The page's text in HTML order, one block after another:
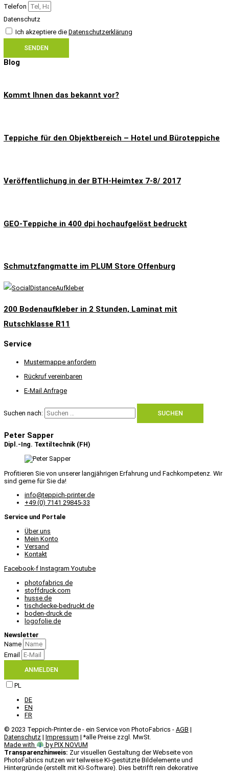
Telefon
Datenschutz
Ich akzeptiere die Datenschutzerklärung
SENDEN
Blog
Kommt Ihnen das bekannt vor?
Teppiche für den Objektbereich – Hotel und Büroteppiche
Veröffentlichung in der BTH-Heimtex 7-8/ 2017
GEO-Teppiche in 400 dpi hochaufgelöst bedruckt
Schmutzfangmatte im PLUM Store Offenburg
200 Bodenaufkleber in 2 Stunden, Laminat mit
Rutschklasse R11
Service
Mustermappe anfordern
Rückruf vereinbaren
E-Mail Anfrage
Suchen nach:
Peter Sapper
Dipl.-Ing. Textiltechnik (FH)
Profitieren Sie von unserer langjährigen Erfahrung und Fachkompetenz. Wir
sind gerne für Sie da!
info@teppich-printer.de
+49 (0) 7141 29845-33
Service und Portale
Über uns
Mein Konto
Versand
Kontakt
Facebook-f Instagram Youtube
photofabrics.de
stoffdruck.com
husse.de
tischdecke-bedruckt.de
boden-druck.de
logofolie.de
Newsletter
Name
Email
ANMELDEN
PL
DE
EN
FR
© 2023 Teppich-Printer.de - ein Service von PhotoFabrics - AGB |
Datenschutz | Impressum | *alle Preise zzgl. MwSt.
Made with
by PIX NOVUM​
Transparenzhinweis: Zur visuellen Gestaltung der Webseite von
PhotoFabrics nutzen wir teilweise KI-gestützte Bildelemente und
Hintergründe (erstellt mit KI-Software). Dies betrifft rein dekorative